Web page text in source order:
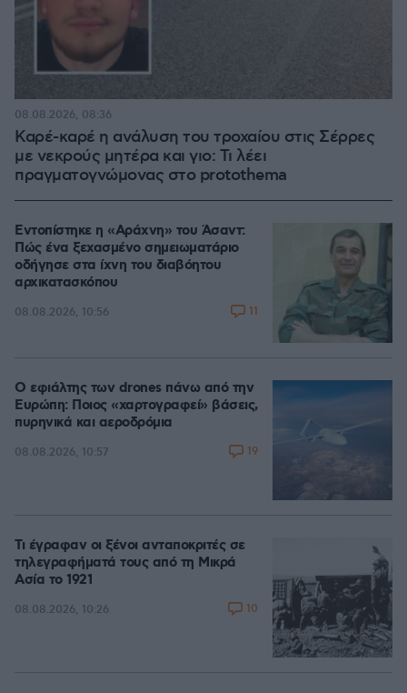
Καρέ-καρέ η ανάλυση του τροχαίου στις Σέρρες
με νεκρούς μητέρα και γιο: Τι λέει
πραγματογνώμονας στο protothema
08.08.2026, 08:36
Εντοπίστηκε η «Αράχνη» του Άσαντ:
Πώς ένα ξεχασμένο σημειωματάριο
οδήγησε στα ίχνη του διαβόητου
αρχικατασκόπου
08.08.2026, 10:56 11
Ο εφιάλτης των drones πάνω από την
Ευρώπη: Ποιος «χαρτογραφεί» βάσεις,
πυρηνικά και αεροδρόμια
08.08.2026, 10:57 19
Τι έγραφαν οι ξένοι ανταποκριτές σε
τηλεγραφήματά τους από τη Μικρά
Ασία το 1921
08.08.2026, 10:26 10